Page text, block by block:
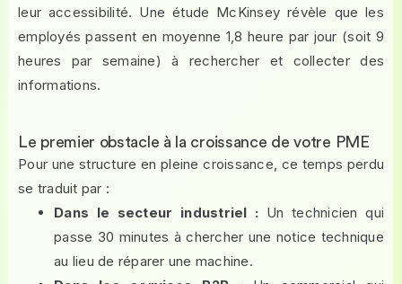
leur accessibilité. Une étude McKinsey révèle que les
employés passent en moyenne 1,8 heure par jour (soit 9
heures par semaine) à rechercher et collecter des
informations.
Le premier obstacle à la croissance de votre PME
Pour une structure en pleine croissance, ce temps perdu
se traduit par :
Dans le secteur industriel : Un technicien qui
passe 30 minutes à chercher une notice technique
au lieu de réparer une machine.